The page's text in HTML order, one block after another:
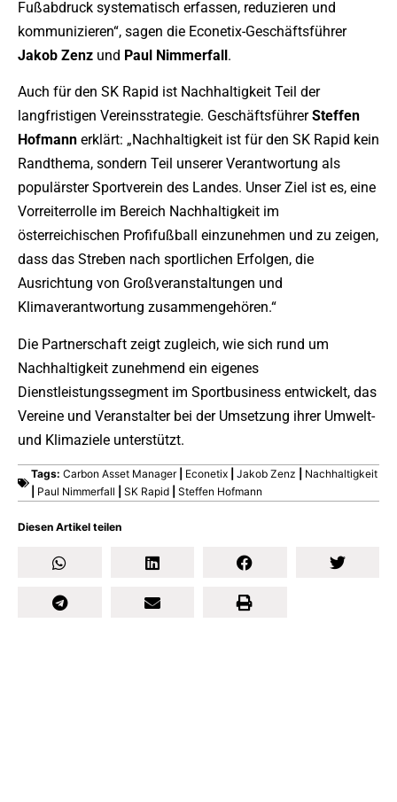
Diesen Artikel teilen
Fußabdruck systematisch erfassen, reduzieren und
kommunizieren“, sagen die Econetix-Geschäftsführer
Jakob Zenz und Paul Nimmerfall.
Auch für den SK Rapid ist Nachhaltigkeit Teil der
langfristigen Vereinsstrategie. GeschäftsführerSteffen
Hofmann erklärt: „Nachhaltigkeit ist für den SK Rapid kein
Randthema, sondern Teil unserer Verantwortung als
populärster Sportverein des Landes. Unser Ziel ist es, eine
Vorreiterrolle im Bereich Nachhaltigkeit im
österreichischen Profifußball einzunehmen und zu zeigen,
dass das Streben nach sportlichen Erfolgen, die
Ausrichtung von Großveranstaltungen und
Klimaverantwortung zusammengehören.“
Die Partnerschaft zeigt zugleich, wie sich rund um
Nachhaltigkeit zunehmend ein eigenes
Dienstleistungssegment im Sportbusiness entwickelt, das
Vereine und Veranstalter bei der Umsetzung ihrer Umwelt-
und Klimaziele unterstützt.
Tags: Carbon Asset Manager| Econetix Jakob Zenz
Nachhaltigkeit
Paul Nimmerfall SK Rapid Steffen Hofmann